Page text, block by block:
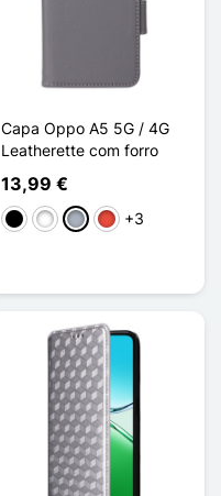
Capa Oppo A5 5G / 4G
Leatherette com forro
13,99 €
PretoBrancoCinzento
Vermelho
+3